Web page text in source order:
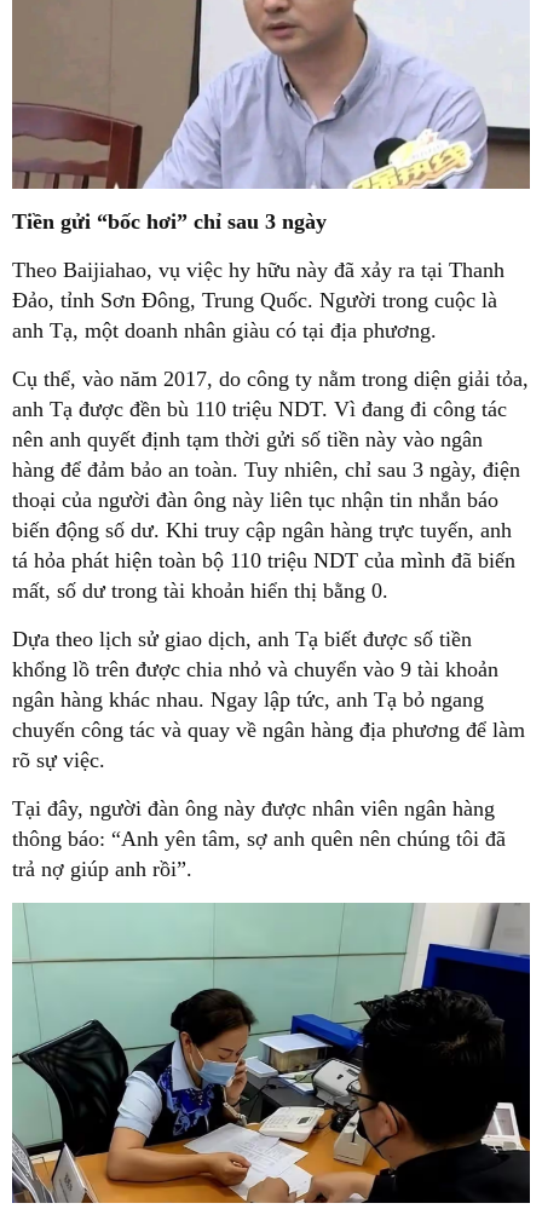
Tiền gửi “bốc hơi” chỉ sau 3 ngày
Theo Baijiahao, vụ việc hy hữu này đã xảy ra tại Thanh
Đảo, tỉnh Sơn Đông, Trung Quốc. Người trong cuộc là
anh Tạ, một doanh nhân giàu có tại địa phương.
Cụ thể, vào năm 2017, do công ty nằm trong diện giải tỏa,
anh Tạ được đền bù 110 triệu NDT. Vì đang đi công tác
nên anh quyết định tạm thời gửi số tiền này vào ngân
hàng để đảm bảo an toàn. Tuy nhiên, chỉ sau 3 ngày, điện
thoại của người đàn ông này liên tục nhận tin nhắn báo
biến động số dư. Khi truy cập ngân hàng trực tuyến, anh
tá hỏa phát hiện toàn bộ 110 triệu NDT của mình đã biến
mất, số dư trong tài khoản hiển thị bằng 0.
Dựa theo lịch sử giao dịch, anh Tạ biết được số tiền
khổng lồ trên được chia nhỏ và chuyển vào 9 tài khoản
ngân hàng khác nhau. Ngay lập tức, anh Tạ bỏ ngang
chuyến công tác và quay về ngân hàng địa phương để làm
rõ sự việc.
Tại đây, người đàn ông này được nhân viên ngân hàng
thông báo: “Anh yên tâm, sợ anh quên nên chúng tôi đã
trả nợ giúp anh rồi”.